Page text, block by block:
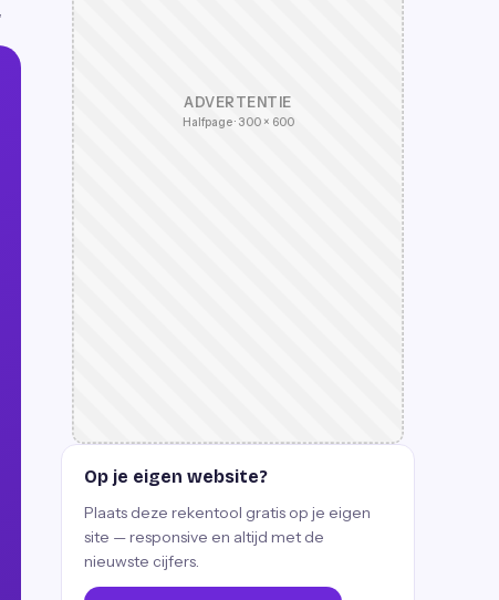
ADVERTENTIE
Halfpage · 300 × 600
Op je eigen website?
Plaats deze rekentool gratis op je eigen
site — responsive en altijd met de
nieuwste cijfers.